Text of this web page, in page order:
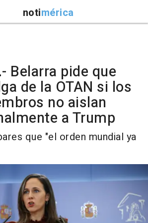
notimérica
Belarra pide que
de la OTAN si los
no aislan
a Trump
que "el orden mundial ya